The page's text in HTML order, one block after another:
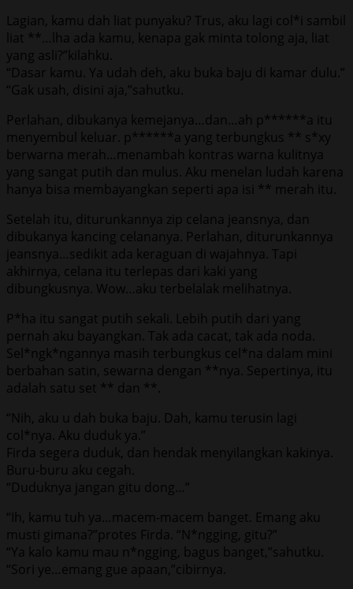
Lagian, kamu dah liat punyaku? Trus, aku lagi col*i sambil
liat **…lha ada kamu, kenapa gak minta tolong aja, liat
yang asli?”kilahku.
“Dasar kamu. Ya udah deh, aku buka baju di kamar dulu.”
“Gak usah, disini aja,”sahutku.
Perlahan, dibukanya kemejanya…dan…ah p******a itu
menyembul keluar. p******a yang terbungkus ** s*xy
berwarna merah…menambah kontras warna kulitnya
yang sangat putih dan mulus. Aku menelan ludah karena
hanya bisa membayangkan seperti apa isi ** merah itu.
Setelah itu, diturunkannya zip celana jeansnya, dan
dibukanya kancing celananya. Perlahan, diturunkannya
jeansnya…sedikit ada keraguan di wajahnya. Tapi
akhirnya, celana itu terlepas dari kaki yang
dibungkusnya. Wow…aku terbelalak melihatnya.
P*ha itu sangat putih sekali. Lebih putih dari yang
pernah aku bayangkan. Tak ada cacat, tak ada noda.
Sel*ngk*ngannya masih terbungkus cel*na dalam mini
berbahan satin, sewarna dengan **nya. Sepertinya, itu
adalah satu set ** dan **.
“Nih, aku u dah buka baju. Dah, kamu terusin lagi
col*nya. Aku duduk ya.”
Firda segera duduk, dan hendak menyilangkan kakinya.
Buru-buru aku cegah.
“Duduknya jangan gitu dong…”
“Ih, kamu tuh ya…macem-macem banget. Emang aku
musti gimana?”protes Firda. “N*ngging, gitu?”
“Ya kalo kamu mau n*ngging, bagus banget,”sahutku.
“Sori ye…emang gue apaan,”cibirnya.